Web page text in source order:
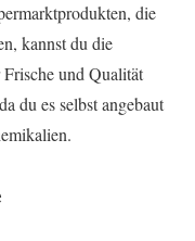
die
kannst du die
und Qualität
du es selbst angebaut